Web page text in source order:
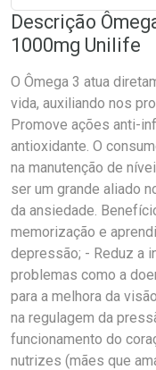
Descrição
1000mg Unilife
O Ômega 3 atua
vida, auxiliando nos
Promove ações anti-
antioxidante. O
na manutenção de
ser um grande aliado
da ansiedade.
memorização e
depressão; - Reduz a
problemas como a
para a melhora da
na regulagem da
funcionamento do
nutrizes (mães que